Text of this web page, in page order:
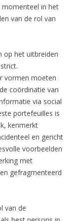
momenteel in het
van de rol van
op het uitbreiden
vormen moeten
coördinatie van
via social
portefeuilles is
kenmerkt
en gericht
voorbeelden
met
gefragmenteerd
van de